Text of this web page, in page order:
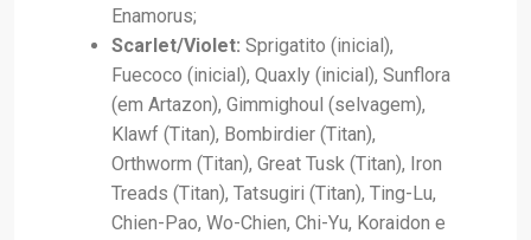
Enamorus;
Scarlet/Violet: Sprigatito (inicial),
Fuecoco (inicial), Quaxly (inicial), Sunflora
(em Artazon), Gimmighoul (selvagem),
Klawf (Titan), Bombirdier (Titan),
Orthworm (Titan), Great Tusk (Titan), Iron
Treads (Titan), Tatsugiri (Titan), Ting-Lu,
Chien-Pao, Wo-Chien, Chi-Yu, Koraidon e